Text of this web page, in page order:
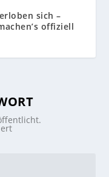
sich –
offiziell